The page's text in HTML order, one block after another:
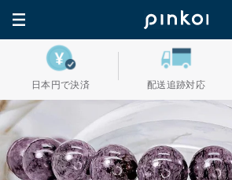
日本円で決済 配送追跡対応